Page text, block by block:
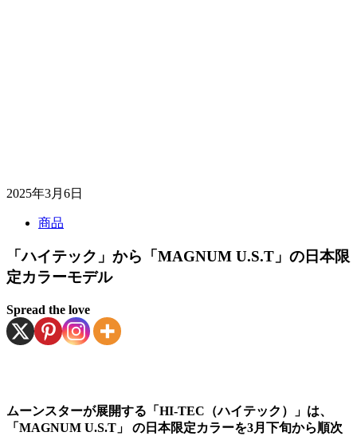
2025年3月6日
商品
「ハイテック」から「MAGNUM U.S.T」の日本限
定カラーモデル
Spread the love
ムーンスターが展開する「HI-TEC（ハイテック）」は、
「MAGNUM U.S.T」 の日本限定カラーを3月下旬から順次